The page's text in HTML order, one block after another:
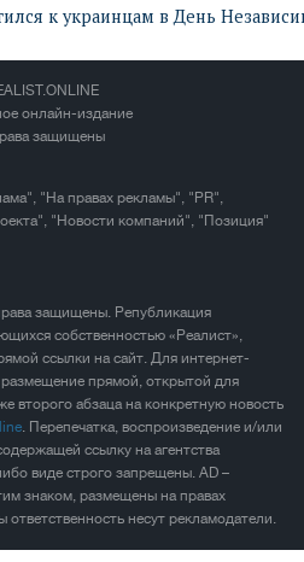
к украинцам в День
онлайн-издание
защищены
"На правах рекламы", "PR",
"Новости компаний", "Позиция"
защищены. Републикация
собственностью «Реалист»,
ссылки на сайт. Для интернет-
прямой, открытой для
второго абзаца на конкретную новость
. Перепечатка, воспроизведение и/или
ссылку на агентства
виде строго запрещены. AD –
знаком, размещены на правах
несут рекламодатели.